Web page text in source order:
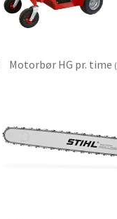
Motorbør HG pr. time (